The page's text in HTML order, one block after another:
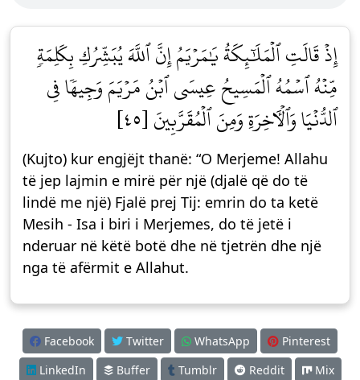
إِذۡ قَالَتِ ٱلۡمَلَٰٓئِكَةُ يَٰمَرۡيَمُ إِنَّ ٱللَّهَ يُبَشِّرُكِ بِكَلِمَةٖ
مِّنۡهُ ٱسۡمُهُ ٱلۡمَسِيحُ عِيسَى ٱبۡنُ مَرۡيَمَ وَجِيهٗا فِي
ٱلدُّنۡيَا وَٱلۡأٓخِرَةِ وَمِنَ ٱلۡمُقَرَّبِينَ [٤٥]
(Kujto) kur engjëjt thanë: “O Merjeme! Allahu
të jep lajmin e mirë për një (djalë që do të
lindë me një) Fjalë prej Tij: emrin do ta ketë
Mesih - Isa i biri i Merjemes, do të jetë i
nderuar në këtë botë dhe në tjetrën dhe një
nga të afërmit e Allahut.
Facebook Twitter WhatsApp
Pinterest
LinkedIn
Buffer Tumblr Reddit
Mix